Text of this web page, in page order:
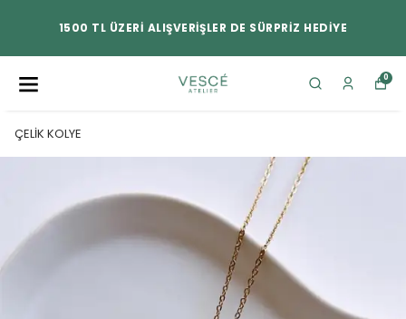
1500 TL ÜZERİ ALIŞVERİŞLER DE SÜRPRİZ HEDİYE
0
ÇELİK KOLYE